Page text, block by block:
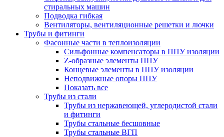
стиральных машин
Подводка гибкая
Вентиляторы, вентиляционные решетки и лючки
Трубы и фитинги
Фасонные части в теплоизоляции
Cильфонные компенсаторы в ППУ изоляции
Z-образные элементы ППУ
Концевые элементы в ППУ изоляции
Неподвижные опоры ППУ
Показать все
Трубы из стали
Трубы из нержавеющей, углеродистой стали
и фитинги
Трубы стальные бесшовные
Трубы стальные ВГП